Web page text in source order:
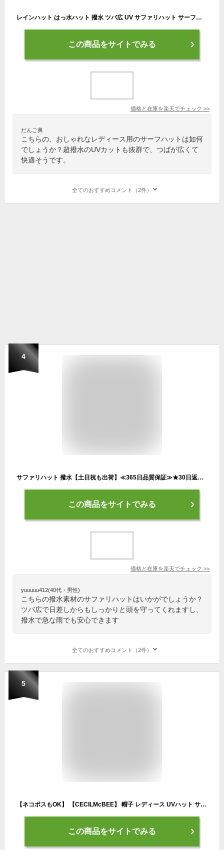
レインハット はっ水ハット 撥水 ツバ広 UV サファリハット サーフハット アドベンチャーハット 帽子 雨具 キャンプ フェス アウトドア レディース メンズ キッズ ジュニア 子供用 フリーサイズ 大きいサイズ NARH-30 namelessage
この商品をサイトでみる
価格と在庫を楽天でチェック >>
だんご鼻
こちらの、おしゃれなレディース用のサーフハットは如何
でしょうか？超撥水のUVカットも抜群で、つばが広くて
快適そうです。
全てのおすすめコメント（2件）
4
サファリハット 撥水【土日祝も出荷】≪365日品質保証≫★30日返品OK★レインハット マリンハット アドベンチャーハット UV防止 撥水機能 サンシェード つば広 帽子 ぼうし レディース メンズ キッズ ラッシュガード サーフパンツ トレンカ マリンシューズ リンネ
この商品をサイトでみる
価格と在庫を楽天でチェック >>
yuuuuu412(40代・男性)
こちらの撥水素材のサファリハットはいかがでしょうか？
ツバ広で日差しからもしっかりと頭を守ってくれますし、
撥水で急な雨でも安心できます
全てのおすすめコメント（2件）
5
【ネコポスもOK】 【CECILMcBEE】 帽子 レディース UVハット サーフハット ドット 折りたたみ ひも付き 水陸両用 たれ付き UVカット UPF50+ ポケッタブルハット サファリハット マリン
この商品をサイトでみる